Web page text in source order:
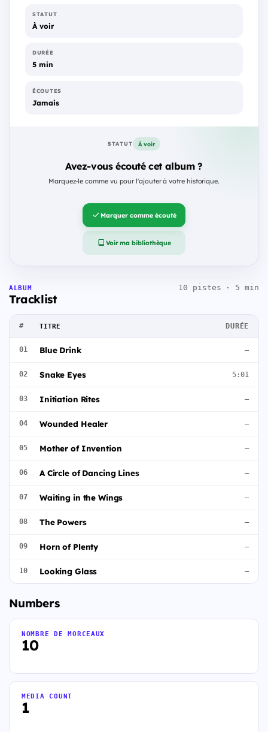
STATUT
À voir
DURÉE
5 min
ÉCOUTES
Jamais
STATUT À voir
Avez-vous écouté cet album ?
Marquez-le comme vu pour l'ajouter à votre historique.
Marquer comme écouté
Voir ma bibliothèque
ALBUM
Tracklist
10 pistes · 5 min
# TITRE DURÉE
01 Blue Drink —
02 Snake Eyes 5:01
03 Initiation Rites —
04 Wounded Healer —
05 Mother of Invention —
06 A Circle of Dancing Lines —
07 Waiting in the Wings —
08 The Powers —
09 Horn of Plenty —
10 Looking Glass —
Numbers
10
NOMBRE DE MORCEAUX
1
MEDIA COUNT